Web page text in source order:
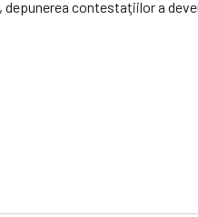
contestaţiilor a